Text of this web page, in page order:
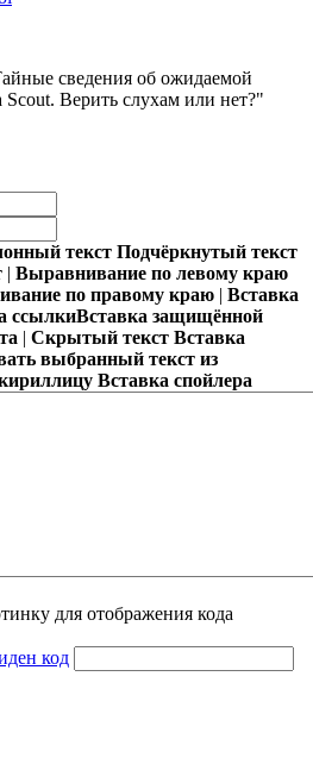
сведения об ожидаемой
Верить слухам или нет?"
текст Подчёркнутый текст
| Выравнивание по левому краю
по правому краю | Вставка
ссылкиВставка защищённой
| Скрытый текст Вставка
выбранный текст из
Вставка спойлера
код